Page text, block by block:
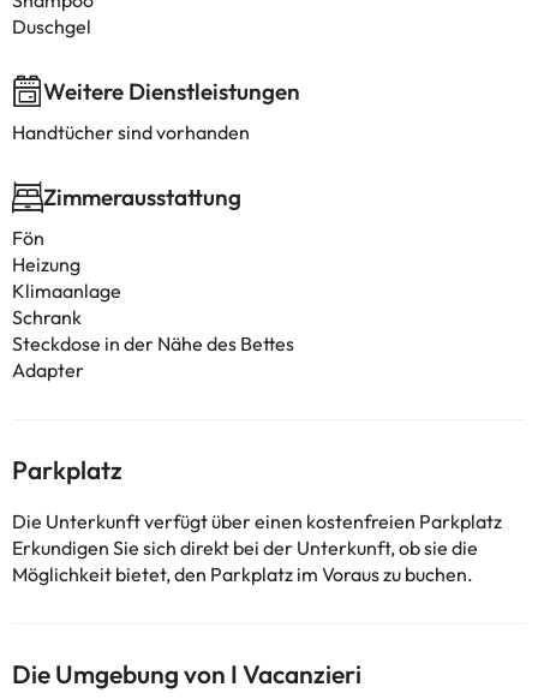
Duschgel
Weitere Dienstleistungen
Handtücher sind vorhanden
Zimmerausstattung
Fön
Heizung
Klimaanlage
Schrank
Steckdose in der Nähe des Bettes
Adapter
Parkplatz
Die Unterkunft verfügt über einen kostenfreien Parkplatz
Erkundigen Sie sich direkt bei der Unterkunft, ob sie die
Möglichkeit bietet, den Parkplatz im Voraus zu buchen.
Die Umgebung von I Vacanzieri